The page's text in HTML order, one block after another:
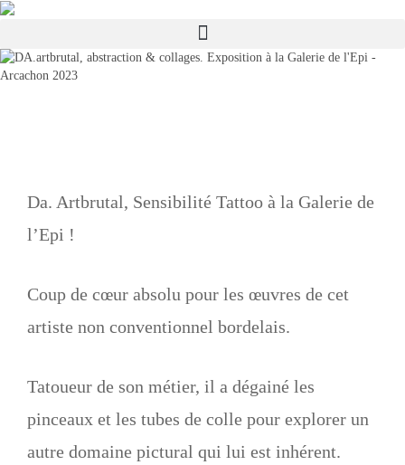
Da. Artbrutal, Sensibilité Tattoo à la Galerie de
l’Epi !
Coup de cœur absolu pour les œuvres de cet
artiste non conventionnel bordelais.
Tatoueur de son métier, il a dégainé les
pinceaux et les tubes de colle pour explorer un
autre domaine pictural qui lui est inhérent.